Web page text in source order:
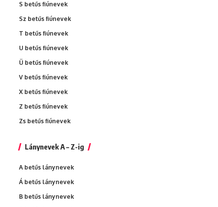
S betűs fiúnevek
Sz betűs fiúnevek
T betűs fiúnevek
U betűs fiúnevek
Ü betűs fiúnevek
V betűs fiúnevek
X betűs fiúnevek
Z betűs fiúnevek
Zs betűs fiúnevek
Lánynevek A – Z-ig
A betűs lánynevek
Á betűs lánynevek
B betűs lánynevek